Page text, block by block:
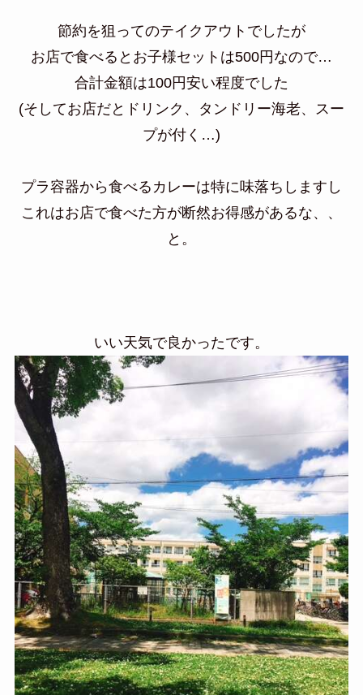
節約を狙ってのテイクアウトでしたが
お店で食べるとお子様セットは500円なので…
合計金額は100円安い程度でした
(そしてお店だとドリンク、タンドリー海老、スー
プが付く…)
プラ容器から食べるカレーは特に味落ちしますし
これはお店で食べた方が断然お得感があるな、、
と。
いい天気で良かったです。